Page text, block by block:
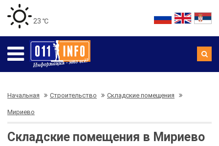
23 ℃
Начальная Строительство Складские помещения
Мириево
Складские помещения в Мириево